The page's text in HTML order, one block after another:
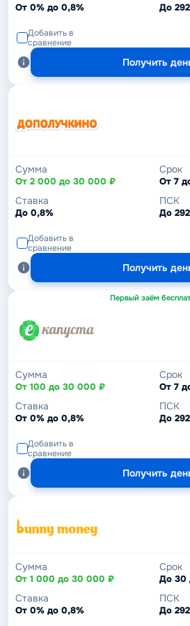
От 0% до 0,8% До
Добавить в
сравнение
Получить
Сумма
От 2 000 до 30 000 ₽
Срок
От 7
Ставка
До 0,8%
ПСК
До
Добавить в
сравнение
Получить
Первый заём
Сумма
От 100 до 30 000 ₽
Срок
От 7
Ставка
От 0% до 0,8%
ПСК
До
Добавить в
сравнение
Получить
Сумма
От 1 000 до 30 000 ₽
Срок
До 30
Ставка
От 0% до 0,8%
ПСК
До